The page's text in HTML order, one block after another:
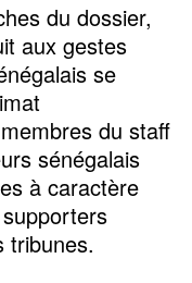
du dossier,
aux gestes
se
du staff
sénégalais
à caractère
tribunes.